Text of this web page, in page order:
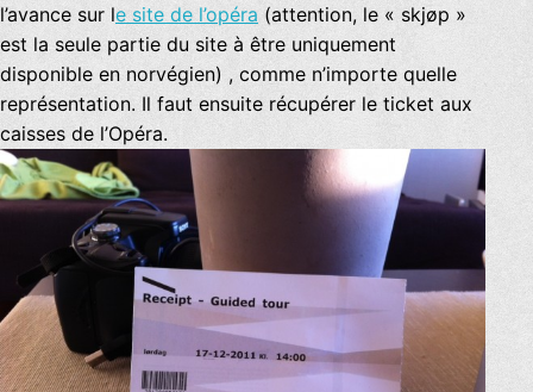
l’avance sur le site de l’opéra (attention, le « skjøp »
est la seule partie du site à être uniquement
disponible en norvégien) , comme n’importe quelle
représentation. Il faut ensuite récupérer le ticket aux
caisses de l’Opéra.